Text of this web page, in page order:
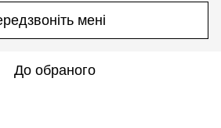
мені
До обраного